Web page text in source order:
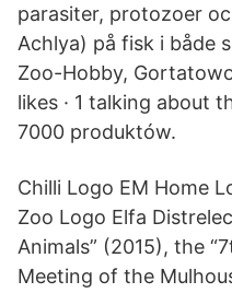
parasiter, protozoer
Achlya) på fisk i både
Zoo-Hobby,
likes · 1 talking about
7000 produktów.
Chilli Logo EM Home
Zoo Logo Elfa
Animals” (2015), the
Meeting of the